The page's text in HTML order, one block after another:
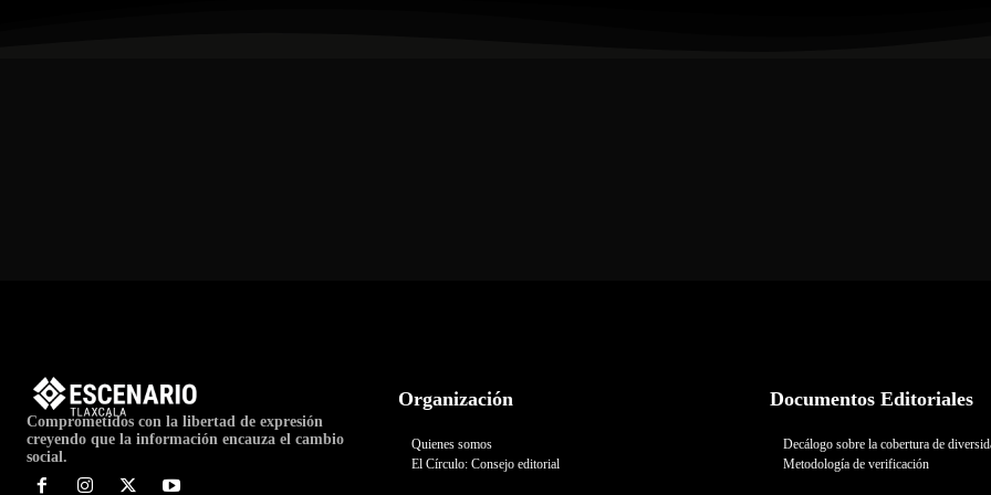
Comprometidos con la libertad de expresión
creyendo que la información encauza el cambio
social.
Organización
Quienes somos
El Círculo: Consejo editorial
Documentos Editoriales
Decálogo sobre la cobertura de
Metodología de verificación